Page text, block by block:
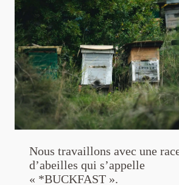
Nous travaillons avec une
d’abeilles qui s’appelle
« *BUCKFAST ».